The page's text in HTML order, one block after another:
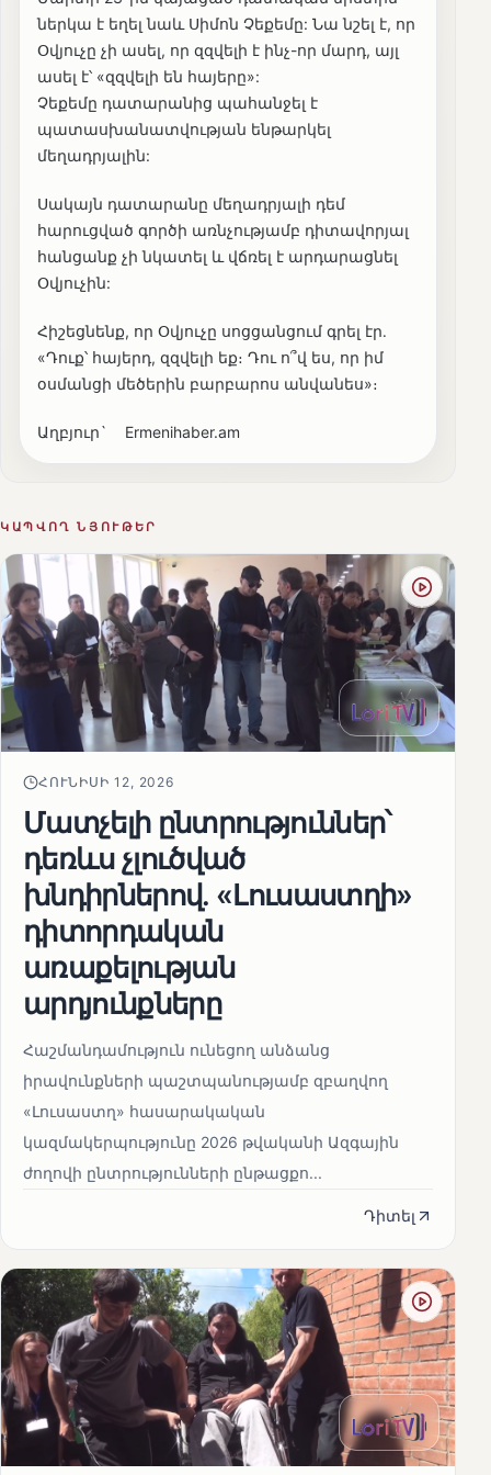
ներկա է եղել նաև Սիմոն Չեքեմը: Նա նշել է, որ
Օվյուչը չի ասել, որ զզվելի է ինչ-որ մարդ, այլ
ասել է՝ «զզվելի են հայերը»:
Չեքեմը դատարանից պահանջել է
պատասխանատվության ենթարկել
մեղադրյալին:
Սակայն դատարանը մեղադրյալի դեմ
հարուցված գործի առնչությամբ դիտավորյալ
հանցանք չի նկատել և վճռել է արդարացնել
Օվյուչին:
Հիշեցնենք, որ Օվյուչը սոցցանցում գրել էր․
«Դուք՝ հայերդ, զզվելի եք։ Դու ո՞վ ես, որ իմ
օսմանցի մեծերին բարբարոս անվանես»։
Աղբյուր` Ermenihaber.am
ԿԱՊՎՈՂ ՆՅՈՒԹԵՐ
ՀՈՒՆԻՍԻ 12, 2026
Մատչելի ընտրություններ՝
դեռևս չլուծված
խնդիրներով. «Լուսաստղի»
դիտորդական
առաքելության
արդյունքները
Հաշմանդամություն ունեցող անձանց
իրավունքների պաշտպանությամբ զբաղվող
«Լուսաստղ» հասարակական
կազմակերպությունը 2026 թվականի Ազգային
ժողովի ընտրությունների ընթացքո...
Դիտել